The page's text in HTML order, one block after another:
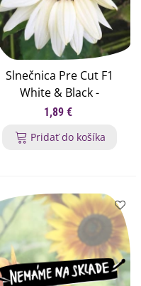
Slnečnica Pre Cut F1
White & Black -
Helianthus annuus -
1,89 €
Pridať do košíka